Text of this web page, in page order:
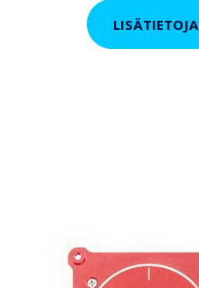
LISÄTIETOJA